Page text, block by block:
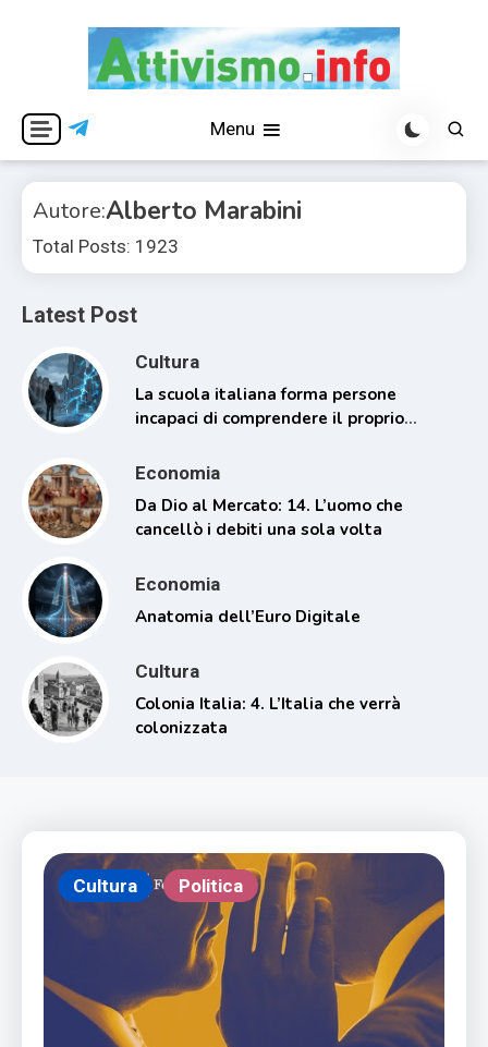
Attivismo.info
Menu
Autore:Alberto Marabini
Total Posts: 1923
Latest Post
Cultura
La scuola italiana forma persone
incapaci di comprendere il proprio
Economia
Da Dio al Mercato: 14. L’uomo che
cancellò i debiti una sola volta
Economia
Anatomia dell’Euro Digitale
Cultura
Colonia Italia: 4. L’Italia che verrà
colonizzata
Cultura Politica